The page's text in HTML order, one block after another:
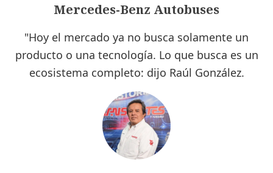
Mercedes-Benz Autobuses
"Hoy el mercado ya no busca solamente un
producto o una tecnología. Lo que busca es un
ecosistema completo: dijo Raúl González.